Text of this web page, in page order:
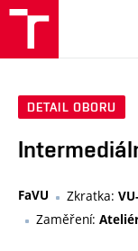
DETAIL OBORU
FaVU Zkratka:
Zaměření: